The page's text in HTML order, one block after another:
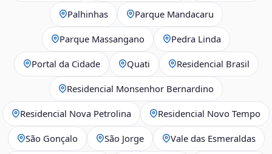
Palhinhas Parque Mandacaru
Parque Massangano Pedra Linda
Portal da Cidade Quati Residencial Brasil
Residencial Monsenhor Bernardino
Residencial Nova Petrolina Residencial Novo Tempo
São Gonçalo São Jorge Vale das Esmeraldas